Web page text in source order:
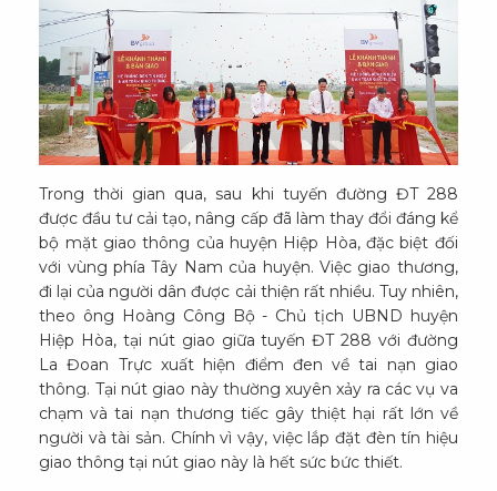
Trong thời gian qua, sau khi tuyến đường ĐT 288
được đầu tư cải tạo, nâng cấp đã làm thay đổi đáng kể
bộ mặt giao thông của huyện Hiệp Hòa, đặc biệt đối
với vùng phía Tây Nam của huyện. Việc giao thương,
đi lại của người dân được cải thiện rất nhiều. Tuy nhiên,
theo ông Hoàng Công Bộ - Chủ tịch UBND huyện
Hiệp Hòa, tại nút giao giữa tuyến ĐT 288 với đường
La Đoan Trực xuất hiện điểm đen về tai nạn giao
thông. Tại nút giao này thường xuyên xảy ra các vụ va
chạm và tai nạn thương tiếc gây thiệt hại rất lớn về
người và tài sản. Chính vì vậy, việc lắp đặt đèn tín hiệu
giao thông tại nút giao này là hết sức bức thiết.